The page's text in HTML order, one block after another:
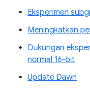
Eksperimen
Meningkatkan
Dukungan
normal 16-bit
Update Dawn